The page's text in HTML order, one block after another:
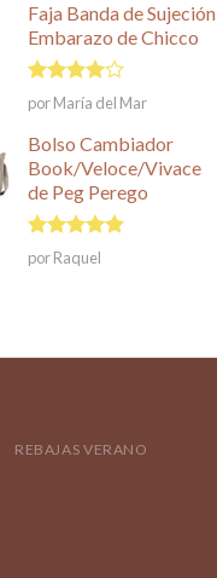
Faja Banda de Sujeción
Embarazo de Chicco
Valorado
en
5
por María del Mar
Bolso Cambiador
Book/Veloce/Vivace
de Peg Perego
Valorado en
5
de 5
por Raquel
REBAJAS VERANO